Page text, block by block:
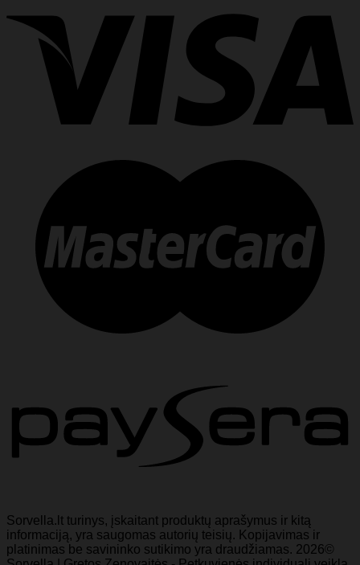
Sorvella.lt turinys, įskaitant produktų aprašymus ir kitą
informaciją, yra saugomas autorių teisių. Kopijavimas ir
platinimas be savininko sutikimo yra draudžiamas. 2026©